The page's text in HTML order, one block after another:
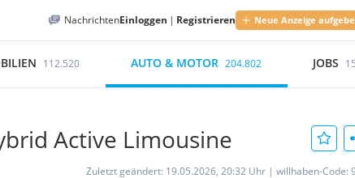
NachrichtenEinloggen | Registrieren Neue Anzeige
112.520 AUTO & MOTOR 204.802 JOBS
Active Limousine
Zuletzt geändert: 19.05.2026, 20:32 Uhr | willhaben-Code: